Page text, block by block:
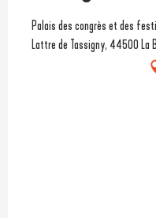
Palais des congrès et des
Lattre de Tassigny, 44500 La